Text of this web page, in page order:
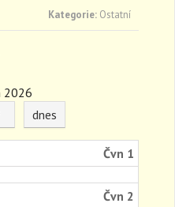
Kategorie: Ostatní
2026
dnes
Čvn 1
Čvn 2